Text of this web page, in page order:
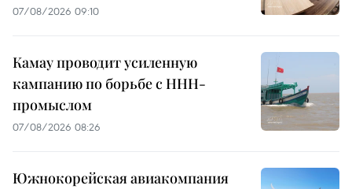
07/08/2026 09:10
Камау проводит усиленную
кампанию по борьбе с ННН-
промыслом
07/08/2026 08:26
Южнокорейская авиакомпания